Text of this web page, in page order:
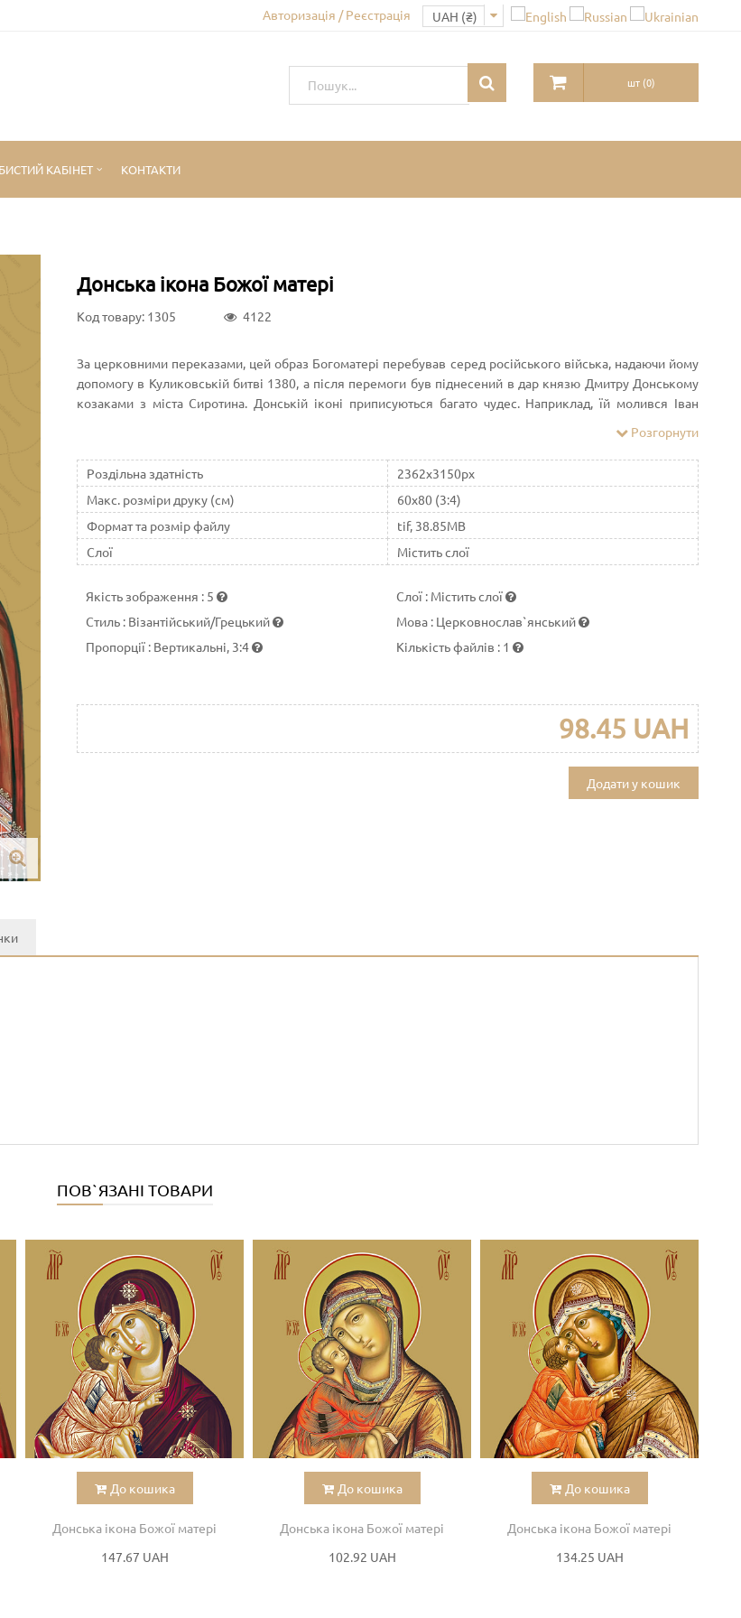
Авторизація / Реєстрація
шт(0)
КАБІНЕТ КОНТАКТИ
Донська ікона Божої матері
Код товару: 1305 4122
За церковними переказами, цей образ Богоматері перебував серед російського війська, надаючи йому
допомогу в Куликовській битві 1380, а після перемоги був піднесений в дар князю Дмитру Донському
козаками з міста Сиротина. Донській іконі приписуються багато чудес. Наприклад, їй молився Іван
Розгорнути
Роздільна здатність
2362x3150px
Макс. розміри друку (см)
60x80 (3:4)
Формат та розмір файлу
tif, 38.85MB
Слої
Містить слої
Якість зображення : 5 Слої : Містить слої
Стиль : Візантійський/Грецький Мова : Церковнослав`янський
Пропорції : Вертикальні, 3:4 Кількість файлів : 1
98.45 UAH
Додати у кошик
ПОВ`ЯЗАНІ ТОВАРИ
До кошика
Донська ікона Божої матері
147.67 UAH
До кошика
Донська ікона Божої матері
102.92 UAH
До кошика
Донська ікона Божої матері
134.25 UAH